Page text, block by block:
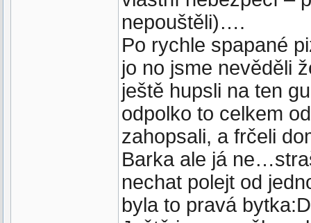
nepouštěli)….
Po rychle spapané
jo no jsme nevěděli
ještě hupsli na ten
odpolko to celkem
zahopsali, a frčeli
Barka ale já
nechat polejt od
byla to pravá bytka:D